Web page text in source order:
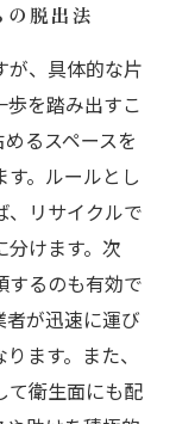
脱出法
が、具体的な片
を踏み出すこ
るスペースを
。ルールとし
、リサイクルで
分けます。次
するのも有効で
が迅速に運び
ます。また、
て衛生面にも配